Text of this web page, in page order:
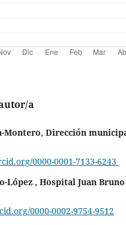
a
Montero, Dirección
0000-0001-7133-6243
López , Hospital Juan
0000-0002-9754-9512